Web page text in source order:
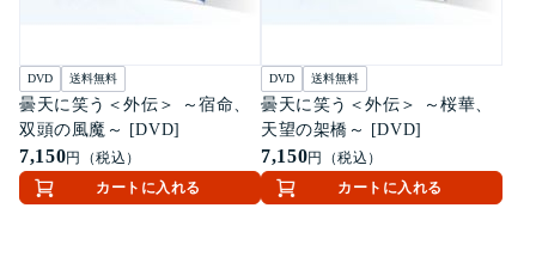
DVD 送料無料
曇天に笑う＜外伝＞ ～宿命、
双頭の風魔～ [DVD]
7,150円（税込）
カートに入れる
DVD 送料無料
曇天に笑う＜外伝＞ ～桜華、
天望の架橋～ [DVD]
7,150円（税込）
カートに入れる